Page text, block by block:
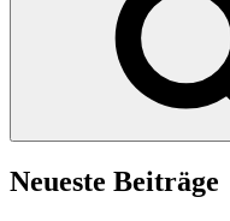
Neueste Beiträge